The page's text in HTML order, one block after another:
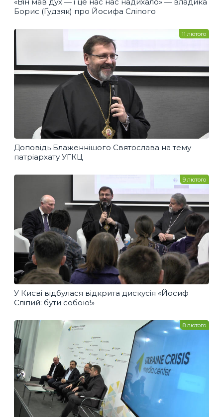
Борис (Ґудзяк) про Йосифа Сліпого
Доповідь Блаженнішого Святослава на тему
патріархату УГКЦ
11 лютого
У Києві відбулася відкрита дискусія «Йосиф
Сліпий: бути собою!»
9 лютого
8 лютого